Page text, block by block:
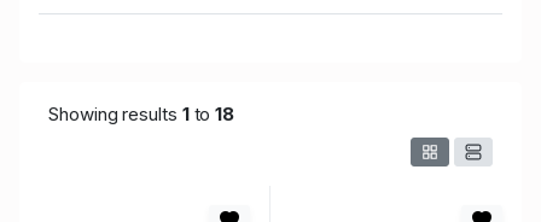
Showing results 1to18